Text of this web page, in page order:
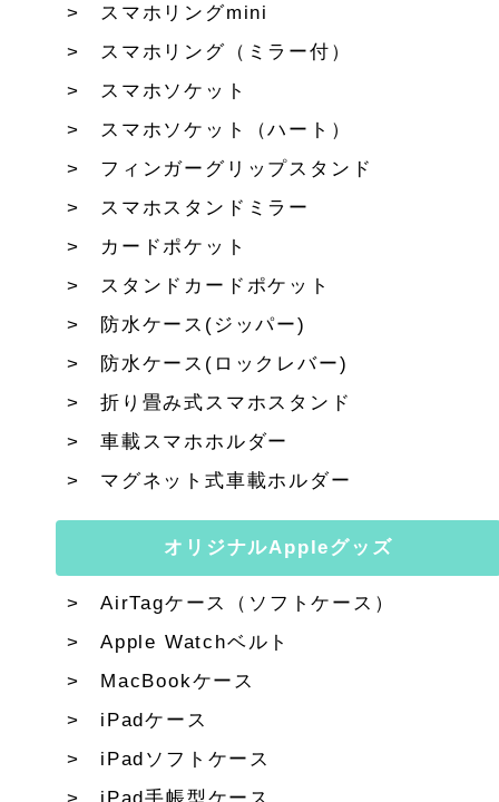
スマホリングmini
スマホリング（ミラー付）
スマホソケット
スマホソケット（ハート）
フィンガーグリップスタンド
スマホスタンドミラー
カードポケット
スタンドカードポケット
防水ケース(ジッパー)
防水ケース(ロックレバー)
折り畳み式スマホスタンド
車載スマホホルダー
マグネット式車載ホルダー
オリジナルAppleグッズ
AirTagケース（ソフトケース）
Apple Watchベルト
MacBookケース
iPadケース
iPadソフトケース